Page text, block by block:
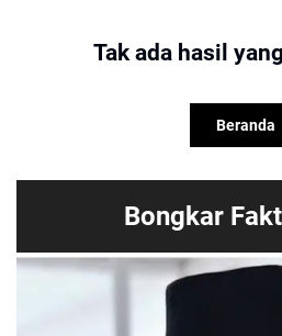
Tak ada hasil
Beranda
Bongkar